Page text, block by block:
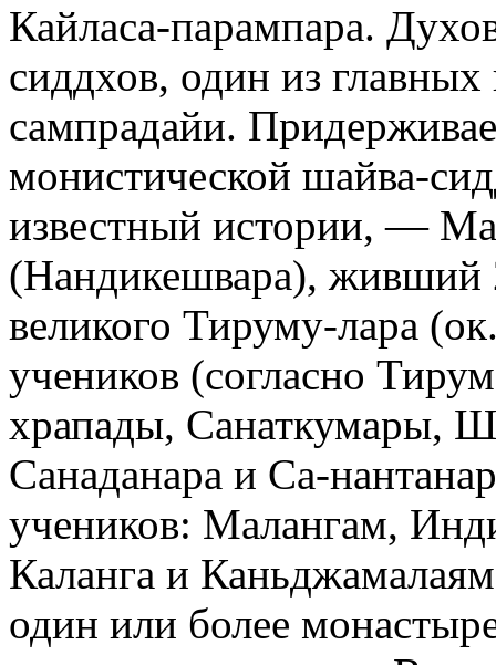
Кайласа-парампара.
сиддхов, один из
сампрадайи.
монистической шайва-
известный истории, —
(Нандикешвара), живший
великого Тируму-лара
учеников (согласно
храпады, Санаткумары,
Санаданара и Са-
учеников: Малангам,
Каланга и
один или более